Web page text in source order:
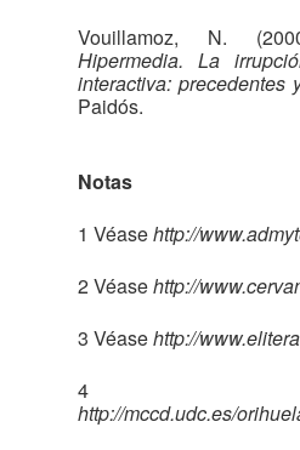
Vouillamoz, N.
Hipermedia. La
interactiva: precedentes
Paidós.
Notas
1 Véasehttp://
2 Véasehttp://
3 Véasehttp://
4
http://mccd.udc.es/